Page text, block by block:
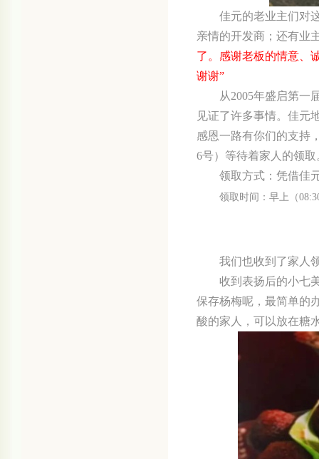
佳元的老业主们对
亲情的开发商；还有业
了。感谢老板的情意、
谢谢”
从2005年盛启第一
见证了许多事情。佳元
感恩一路有你们的支持
6号）等待着家人的领取
领取方式：凭借佳
领取时间：早上（
我们也收到了家人
收到表扬后的小七
保存杨梅呢，最简单的
酸的家人，可以放在糖